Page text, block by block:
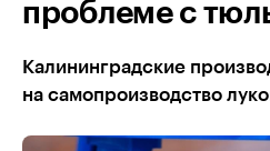
проблеме с
Калининградские
на самопроизводство